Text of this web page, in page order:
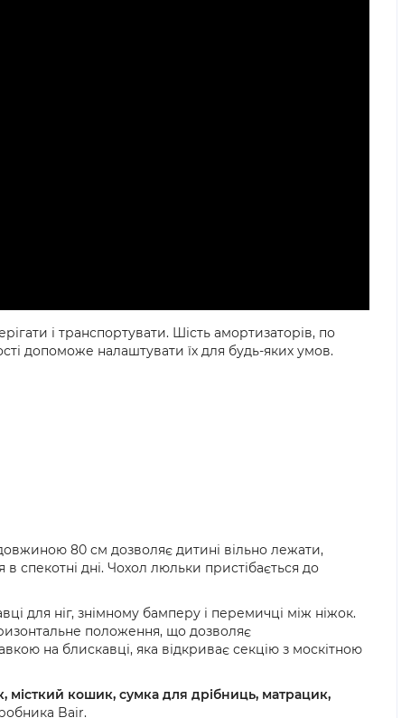
і транспортувати. Шість амортизаторів, по
допоможе налаштувати їх для будь-яких умов.
80 см дозволяє дитині вільно лежати,
спекотні дні. Чохол люльки пристібається до
для ніг, знімному бамперу і перемичці між ніжок.
положення, що дозволяє
на блискавці, яка відкриває секцію з москітною
місткий кошик, сумка для дрібниць, матрацик,
Bair.